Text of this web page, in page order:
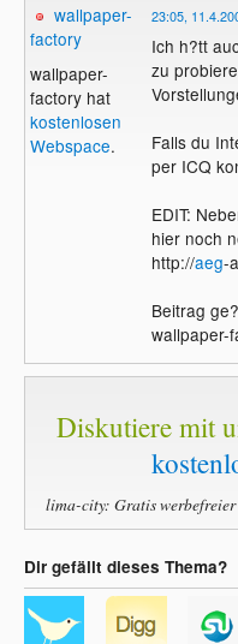
wallpaper-
factory
wallpaper-
factory hat
kostenlosen
Webspace.
23:05,
Ich h?tt
zu
Falls du
per ICQ
EDIT:
hier noch
http://aeg-
Beitrag
wallpaper-
Diskutiere mit
lima-city: Gratis werbefreier
Dir gefällt dieses Thema?